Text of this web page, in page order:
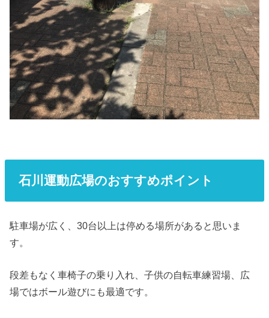
石川運動広場のおすすめポイント
駐車場が広く、30台以上は停める場所があると思いま
す。
段差もなく車椅子の乗り入れ、子供の自転車練習場、広
場ではボール遊びにも最適です。